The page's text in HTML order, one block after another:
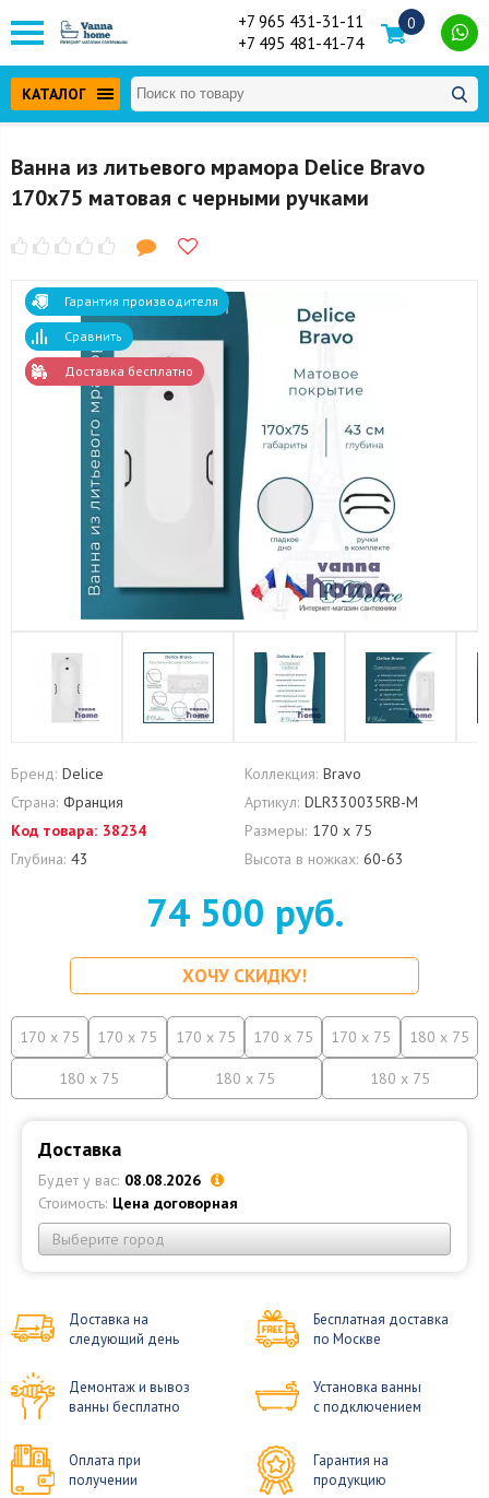
+7 965 431-31-11
+7 495 481-41-74
0
КАТАЛОГ
Ванна из литьевого мрамора Delice Bravo
170x75 матовая с черными ручками
Гарантия производителя
Сравнить
Доставка бесплатно
Бренд: Delice Коллекция: Bravo
Страна: Франция Артикул: DLR330035RB-M
Код товара: 38234 Размеры: 170 х 75
Глубина: 43 Высота в ножках: 60-63
74 500 руб.
ХОЧУ СКИДКУ!
170 x 75 170 x 75 170 x 75 170 x 75 170 x 75 180 x 75
180 x 75 180 x 75 180 x 75
Доставка
Будет у вас: 08.08.2026
Стоимость: Цена договорная
Выберите город
Доставка на
следующий день
Бесплатная доставка
по Москве
Демонтаж и вывоз
ванны бесплатно
Установка ванны
с подключением
Оплата при
получении
Гарантия на
продукцию